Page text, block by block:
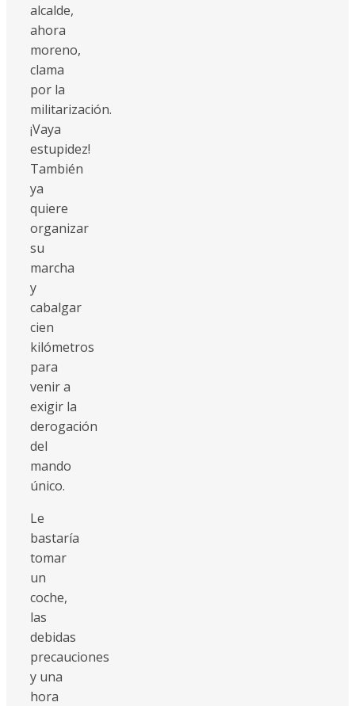
alcalde,
ahora
moreno,
clama
por la
militarización.
¡Vaya
estupidez!
También
ya
quiere
organizar
su
marcha
y
cabalgar
cien
kilómetros
para
venir a
exigir la
derogación
del
mando
único.
Le
bastaría
tomar
un
coche,
las
debidas
precauciones
y una
hora